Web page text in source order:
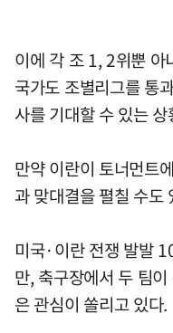
이에 각 조 1, 2위뿐 아
국가도 조별리그를 통
사를 기대할 수 있는 상
만약 이란이 토너먼트
과 맞대결을 펼칠 수도
미국·이란 전쟁 발발
만, 축구장에서 두 팀
은 관심이 쏠리고 있다.